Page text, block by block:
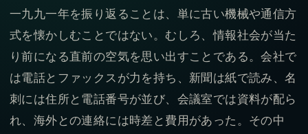
一九九一年を振り返ることは、単に古い機械や通信方
式を懐かしむことではない。むしろ、情報社会が当た
り前になる直前の空気を思い出すことである。会社で
は電話とファックスが力を持ち、新聞は紙で読み、名
刺には住所と電話番号が並び、会議室では資料が配ら
れ、海外との連絡には時差と費用があった。その中